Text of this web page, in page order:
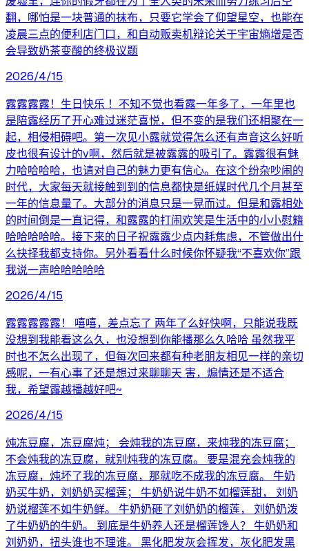
翻，哪怕是一块普通的抹布，只要它学会了仰望星空，也能在
凌晨三点的便利店门口，和自动贩卖机辩论关于宇宙熵增是否
会导致奶茶变酸的终极议题
2026/4/15
露露露露！生日快乐 ！不知不觉也看露一年多了，一年里也
是陪露经历了开心难过迷茫喜悦，但不变的是我们还相聚在一
起，相侵相碍吧。第一次见小露就觉得怎么还有声音这么好听
皮也很有设计的v啊，然后就是被露露的吸引了。露露很有魅
力哈哈哈哈，也请对自己的魅力更有信心。在这个纷杂吵闹的
时代，大家每天就接触到到的信息都快是纸媒时代几个月甚至
一年的信息量了。大部分的消息只是一晃而过。但是和露相处
的时间倒是一直记得，和露露的打闹欢笑是生活中的小小慰籍
哈哈哈哈哈。接下来的日子祝露露少点内耗焦虑，不管做出什
么抉择我都支持你。另外看看什么时候你怀疑我“不喜欢你”跟
我说一声哈哈哈哈哈
2026/4/15
露露露露露！ 嘻嘻，差点忘了 两年了么好快啊，只能说我既
没想到我能看这么久，也没想到你能播那么久哈哈 虽然我平
时也不怎么出现了，但每次回来都有种老朋友相见一样的亲切
感呢，一有心事了还是想过来聊聊天 害，煽情还是不适合
我，希望露越播越好吧~
2026/4/15
炖冻豆腐，冻豆腐炖； 会炖我的冻豆腐，来炖我的冻豆腐；
不会炖我的冻豆腐，就别炖我的冻豆腐。 要是混充会炖我的
冻豆腐，炖坏了我的冻豆腐，那就吃不成我的冻豆腐。 牛奶
奶买牛奶，刘奶奶买榴莲； 牛奶奶说牛奶不如榴莲甜， 刘奶
奶说榴莲不如牛奶鲜。 牛奶奶砸了刘奶奶的榴莲， 刘奶奶泼
了牛奶奶的牛奶。 到底是牛奶养人还是榴莲馋人？ 牛奶奶和
刘奶奶，扭头谁也不理谁。 黑化肥发灰会挥发，灰化肥发黑